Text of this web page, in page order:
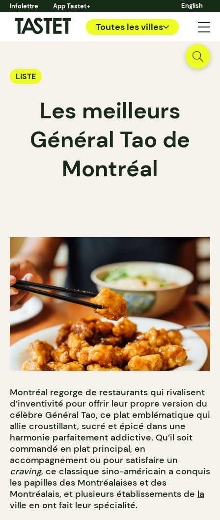
Infolettre App Tastet+ English
Toutes les villes
LISTE
Les meilleurs
Général Tao de
Montréal
Montréal regorge de restaurants qui rivalisent
d’inventivité pour offrir leur propre version du
célèbre Général Tao, ce plat emblématique qui
allie croustillant, sucré et épicé dans une
harmonie parfaitement addictive. Qu’il soit
commandé en plat principal, en
accompagnement ou pour satisfaire un
craving, ce classique sino-américain a conquis
les papilles des Montréalaises et des
Montréalais, et plusieurs établissements de la
ville en ont fait leur spécialité.